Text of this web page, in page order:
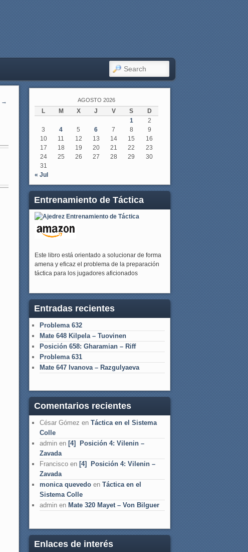
SEARCH
→ AGOSTO 2026
L M X J V S
D
1
2
3
4 5 6 7 8
9
10
11 12 13 14 15
16
17
18 19 20 21 22
23
24
25 26 27 28 29
30
31
« Jul
Entrenamiento de Táctica
Este libro está orientado a solucionar de forma
amena y eficaz el problema de la preparación
táctica para los jugadores aficionados
Entradas recientes
Problema 632
Mate 648 Kilpela – Tuovinen
Posición 658: Gharamian – Riff
Problema 631
Mate 647 Ivanova – Razgulyaeva
Comentarios recientes
César Gómez en Táctica en el Sistema
Colle
admin en [4] Posición 4: Vilenin –
Zavada
Francisco en [4] Posición 4: Vilenin –
Zavada
monica quevedo en Táctica en el
Sistema Colle
admin en Mate 320 Mayet – Von Bilguer
Enlaces de interés